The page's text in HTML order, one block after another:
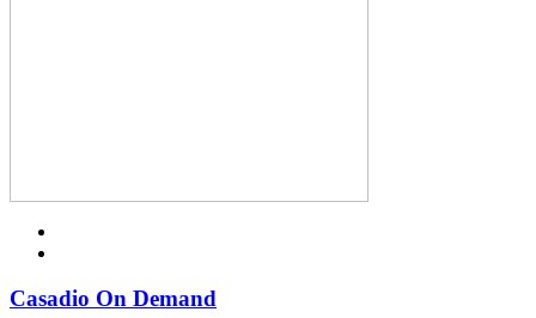
Casadio On Demand